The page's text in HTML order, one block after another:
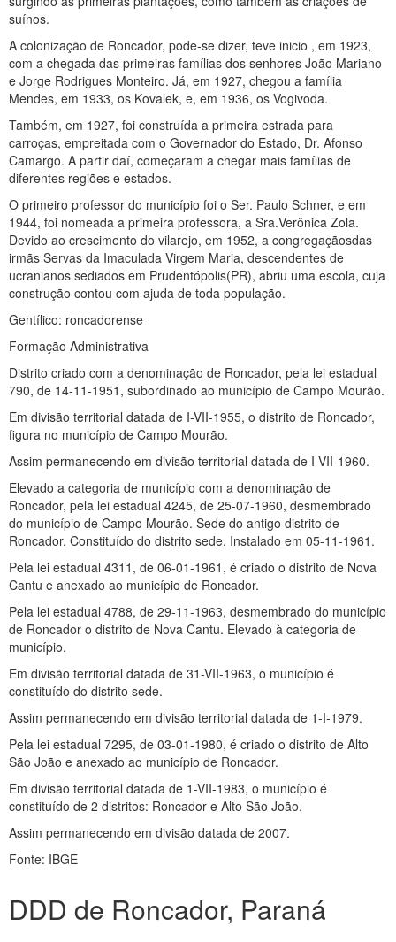
suínos.
A colonização de Roncador, pode-se dizer, teve inicio , em 1923,
com a chegada das primeiras famílias dos senhores João Mariano
e Jorge Rodrigues Monteiro. Já, em 1927, chegou a família
Mendes, em 1933, os Kovalek, e, em 1936, os Vogivoda.
Também, em 1927, foi construída a primeira estrada para
carroças, empreitada com o Governador do Estado, Dr. Afonso
Camargo. A partir daí, começaram a chegar mais famílias de
diferentes regiões e estados.
O primeiro professor do município foi o Ser. Paulo Schner, e em
1944, foi nomeada a primeira professora, a Sra.Verônica Zola.
Devido ao crescimento do vilarejo, em 1952, a congregaçãosdas
irmãs Servas da Imaculada Virgem Maria, descendentes de
ucranianos sediados em Prudentópolis(PR), abriu uma escola, cuja
construção contou com ajuda de toda população.
Gentílico: roncadorense
Formação Administrativa
Distrito criado com a denominação de Roncador, pela lei estadual
790, de 14-11-1951, subordinado ao município de Campo Mourão.
Em divisão territorial datada de I-VII-1955, o distrito de Roncador,
figura no município de Campo Mourão.
Assim permanecendo em divisão territorial datada de I-VII-1960.
Elevado a categoria de município com a denominação de
Roncador, pela lei estadual 4245, de 25-07-1960, desmembrado
do município de Campo Mourão. Sede do antigo distrito de
Roncador. Constituído do distrito sede. Instalado em 05-11-1961.
Pela lei estadual 4311, de 06-01-1961, é criado o distrito de Nova
Cantu e anexado ao município de Roncador.
Pela lei estadual 4788, de 29-11-1963, desmembrado do município
de Roncador o distrito de Nova Cantu. Elevado à categoria de
município.
Em divisão territorial datada de 31-VII-1963, o município é
constituído do distrito sede.
Assim permanecendo em divisão territorial datada de 1-I-1979.
Pela lei estadual 7295, de 03-01-1980, é criado o distrito de Alto
São João e anexado ao município de Roncador.
Em divisão territorial datada de 1-VII-1983, o município é
constituído de 2 distritos: Roncador e Alto São João.
Assim permanecendo em divisão datada de 2007.
Fonte: IBGE
DDD de Roncador, Paraná